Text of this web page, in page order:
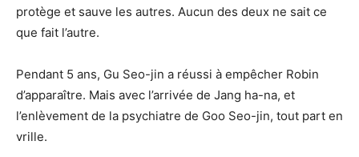
protège et sauve les autres. Aucun des deux ne sait ce
que fait l’autre.
Pendant 5 ans, Gu Seo-jin a réussi à empêcher Robin
d’apparaître. Mais avec l’arrivée de Jang ha-na, et
l’enlèvement de la psychiatre de Goo Seo-jin, tout part en
vrille.